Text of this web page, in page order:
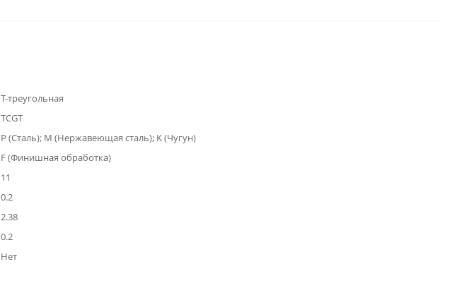
T-треугольная
TCGT
P (Сталь); M (Нержавеющая сталь); K (Чугун)
F (Финишная обработка)
11
0.2
2.38
0.2
Нет